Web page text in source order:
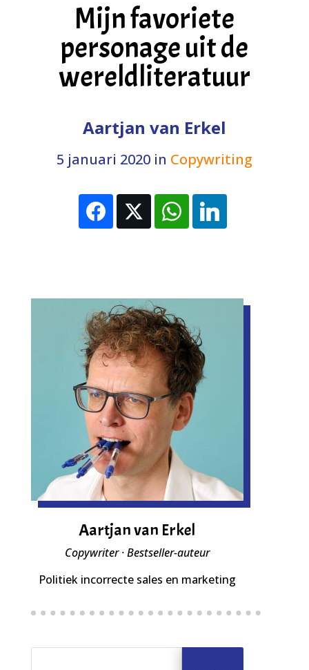
Mijn favoriete
personage uit de
wereldliteratuur
Aartjan van Erkel
5 januari 2020in Copywriting
Aartjan van Erkel
Copywriter · Bestseller-auteur
Politiek incorrecte sales en marketing